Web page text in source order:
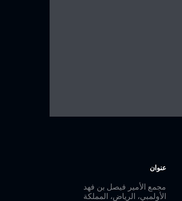
عنوان
مجمع الأمير فيصل بن فهد
الأولمبي، الرياض، المملكة